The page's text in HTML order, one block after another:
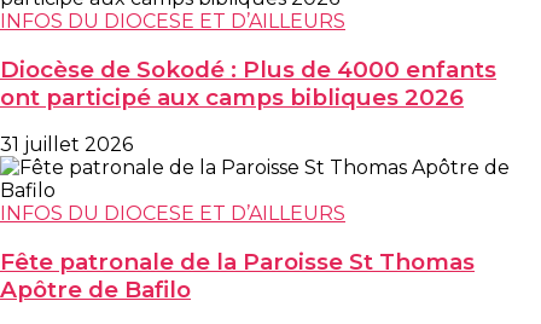
INFOS DU DIOCESE ET D’AILLEURS
Diocèse de Sokodé : Plus de 4000 enfants
ont participé aux camps bibliques 2026
31 juillet 2026
INFOS DU DIOCESE ET D’AILLEURS
Fête patronale de la Paroisse St Thomas
Apôtre de Bafilo